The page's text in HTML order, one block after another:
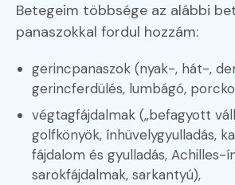
Betegeim többsége az alábbi
panaszokkal fordul hozzám:
gerincpanaszok (nyak-, hát-,
gerincferdülés, lumbágó,
végtagfájdalmak („befagyott
golfkönyök, ínhüvelygyulladás,
fájdalom és gyulladás, Achilles-
sarokfájdalmak, sarkantyú),